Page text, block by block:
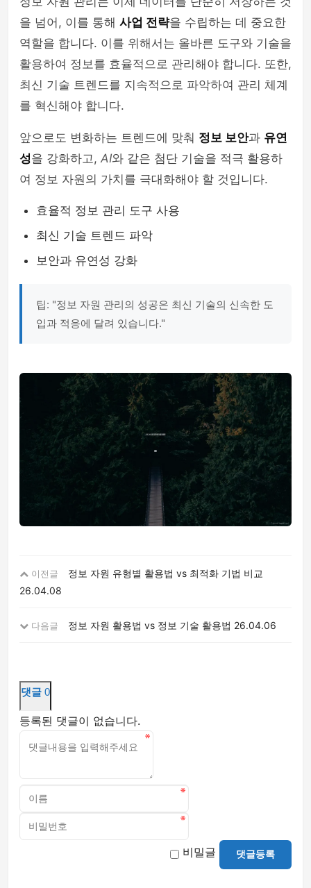
을 넘어, 이를 통해 사업 전략을 수립하는 데 중요한
역할을 합니다. 이를 위해서는 올바른 도구와 기술을
활용하여 정보를 효율적으로 관리해야 합니다. 또한,
최신 기술 트렌드를 지속적으로 파악하여 관리 체계
를 혁신해야 합니다.
앞으로도 변화하는 트렌드에 맞춰 정보 보안과 유연
성을 강화하고, AI와 같은 첨단 기술을 적극 활용하
여 정보 자원의 가치를 극대화해야 할 것입니다.
효율적 정보 관리 도구 사용
최신 기술 트렌드 파악
보안과 유연성 강화
팁: "정보 자원 관리의 성공은 최신 기술의 신속한 도
입과 적응에 달려 있습니다."
이전글
정보 자원 유형별 활용법 vs 최적화 기법 비교
26.04.08
다음글 정보 자원 활용법 vs 정보 기술 활용법 26.04.06
댓글 0
등록된 댓글이 없습니다.
비밀글 댓글등록